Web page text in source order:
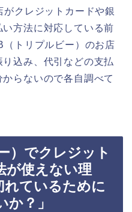
クレジットカードや銀
方法に対応している前
トリプルビー）のお店
込み、代引などの支払
らないので各自調べて
）でクレジット
が使えない理
れているために
？」